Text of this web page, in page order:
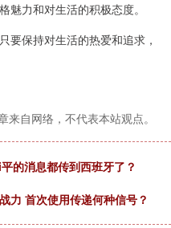
魅力和对生活的积极态度。
要保持对生活的热爱和追求，
来自网络，不代表本站观点。
的消息都传到西班牙了？
力 首次使用传递何种信号？